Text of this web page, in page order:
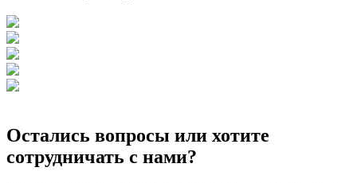
Остались вопросы или хотите
сотрудничать с нами?